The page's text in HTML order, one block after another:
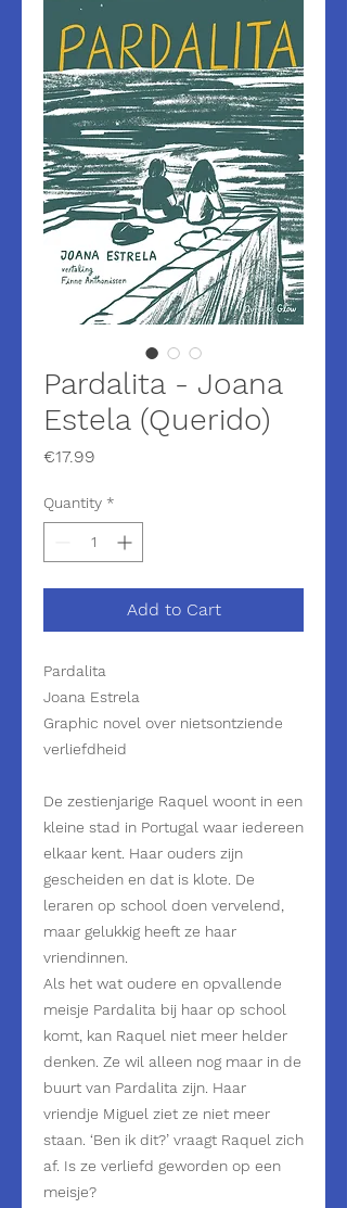
Pardalita - Joana
Estela (Querido)
€17.99
Quantity *
Add to Cart
Pardalita
Joana Estrela
Graphic novel over nietsontziende
verliefdheid
De zestienjarige Raquel woont in een
kleine stad in Portugal waar iedereen
elkaar kent. Haar ouders zijn
gescheiden en dat is klote. De
leraren op school doen vervelend,
maar gelukkig heeft ze haar
vriendinnen.
Als het wat oudere en opvallende
meisje Pardalita bij haar op school
komt, kan Raquel niet meer helder
denken. Ze wil alleen nog maar in de
buurt van Pardalita zijn. Haar
vriendje Miguel ziet ze niet meer
staan. ‘Ben ik dit?’ vraagt Raquel zich
af. Is ze verliefd geworden op een
meisje?